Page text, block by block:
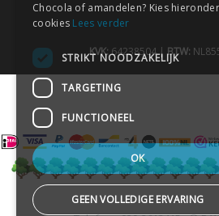
KVK:64238504 | BTW:
Chocola of amandelen? Kies
cookies Lees verder
STRIKT NOODZAKELIJK
TARGETING
FUNCTIONEEL
OK
GEEN VOLLEDIGE ERVARING